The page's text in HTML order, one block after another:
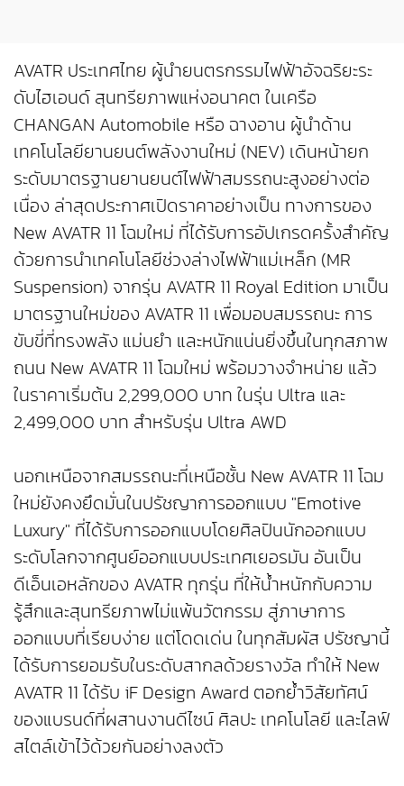
AVATR ประเทศไทย ผู้นำยนตรกรรมไฟฟ้าอัจฉริยะระ
ดับไฮเอนด์ สุนทรียภาพแห่งอนาคต ในเครือ
CHANGAN Automobile หรือ ฉางอาน ผู้นำด้าน
เทคโนโลยียานยนต์พลังงานใหม่ (NEV) เดินหน้ายก
ระดับมาตรฐานยานยนต์ไฟฟ้าสมรรถนะสูงอย่างต่อ
เนื่อง ล่าสุดประกาศเปิดราคาอย่างเป็น ทางการของ
New AVATR 11 โฉมใหม่ ที่ได้รับการอัปเกรดครั้งสำคัญ
ด้วยการนำเทคโนโลยีช่วงล่างไฟฟ้าแม่เหล็ก (MR
Suspension) จากรุ่น AVATR 11 Royal Edition มาเป็น
มาตรฐานใหม่ของ AVATR 11 เพื่อมอบสมรรถนะ การ
ขับขี่ที่ทรงพลัง แม่นยำ และหนักแน่นยิ่งขึ้นในทุกสภาพ
ถนน New AVATR 11 โฉมใหม่ พร้อมวางจำหน่าย แล้ว
ในราคาเริ่มต้น 2,299,000 บาท ในรุ่น Ultra และ
2,499,000 บาท สำหรับรุ่น Ultra AWD
นอกเหนือจากสมรรถนะที่เหนือชั้น New AVATR 11 โฉม
ใหม่ยังคงยึดมั่นในปรัชญาการออกแบบ "Emotive
Luxury" ที่ได้รับการออกแบบโดยศิลปินนักออกแบบ
ระดับโลกจากศูนย์ออกแบบประเทศเยอรมัน อันเป็น
ดีเอ็นเอหลักของ AVATR ทุกรุ่น ที่ให้น้ำหนักกับความ
รู้สึกและสุนทรียภาพไม่แพ้นวัตกรรม สู่ภาษาการ
ออกแบบที่เรียบง่าย แต่โดดเด่น ในทุกสัมผัส ปรัชญานี้
ได้รับการยอมรับในระดับสากลด้วยรางวัล ทำให้ New
AVATR 11 ได้รับ iF Design Award ตอกย้ำวิสัยทัศน์
ของแบรนด์ที่ผสานงานดีไซน์ ศิลปะ เทคโนโลยี และไลฟ์
สไตล์เข้าไว้ด้วยกันอย่างลงตัว